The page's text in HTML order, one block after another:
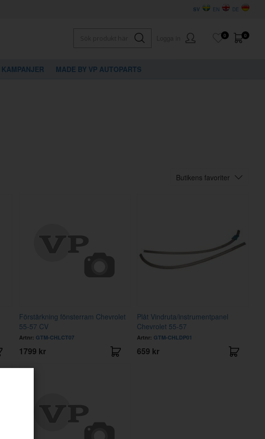
DE
EN
SV
0
0
KAMPANJER MADE BY VP AUTOPARTS
Butikens favoriter
Förstärkning fönsterram Chevrolet
55-57 CV
Artnr: GTM-CHLCT07
1799 kr
Plåt Vindruta/instrumentpanel
Chevrolet 55-57
Artnr: GTM-CHLDP01
659 kr